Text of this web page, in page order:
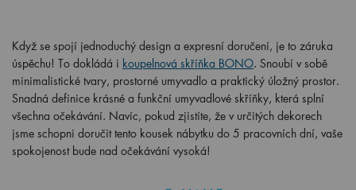
Když se spojí jednoduchý design a expresní doručení, je to záruka
úspěchu! To dokládá i koupelnová skříňka BONO. Snoubí v sobě
minimalistické tvary, prostorné umyvadlo a praktický úložný prostor.
Snadná definice krásné a funkční umyvadlové skříňky, která splní
všechna očekávání. Navíc, pokud zjistíte, že v určitých dekorech
jsme schopni doručit tento kousek nábytku do 5 pracovních dní, vaše
spokojenost bude nad očekávání vysoká!